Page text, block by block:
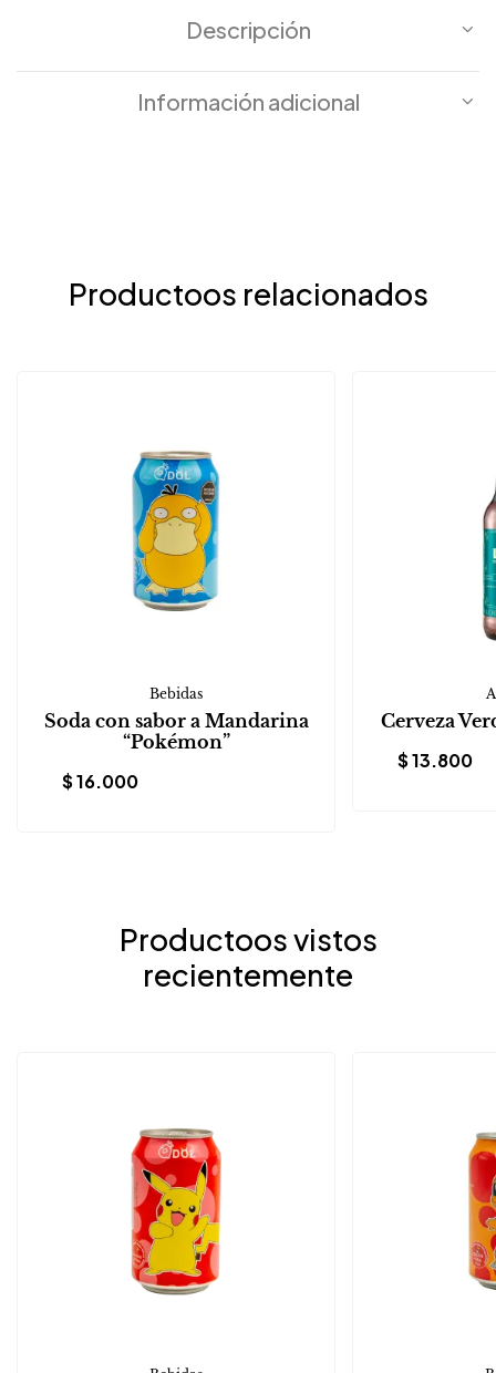
Descripción
Información adicional
Productoos relacionados
Bebidas
Soda con sabor a Mandarina
“Pokémon”
$16.000
Cerveza
$13.800
Productoos vistos
recientemente